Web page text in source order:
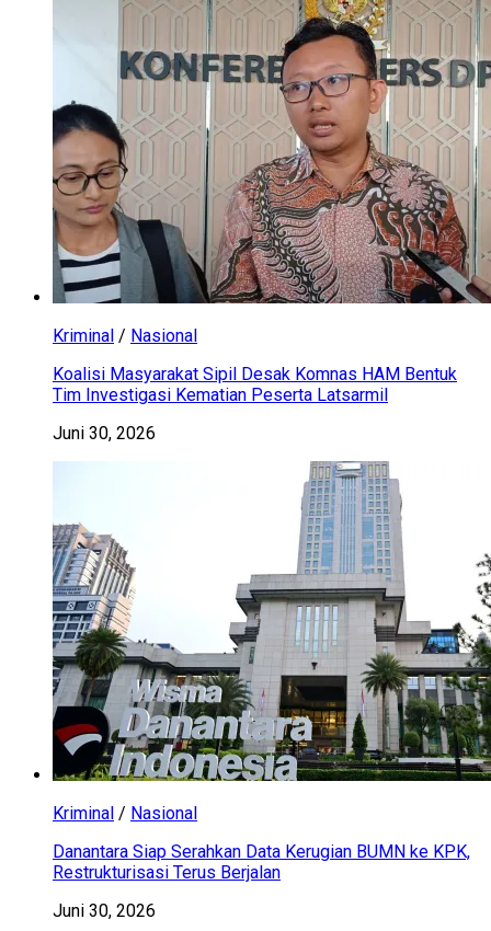
Kriminal / Nasional
Koalisi Masyarakat Sipil Desak Komnas HAM Bentuk
Tim Investigasi Kematian Peserta Latsarmil
Juni 30, 2026
Kriminal / Nasional
Danantara Siap Serahkan Data Kerugian BUMN ke KPK,
Restrukturisasi Terus Berjalan
Juni 30, 2026